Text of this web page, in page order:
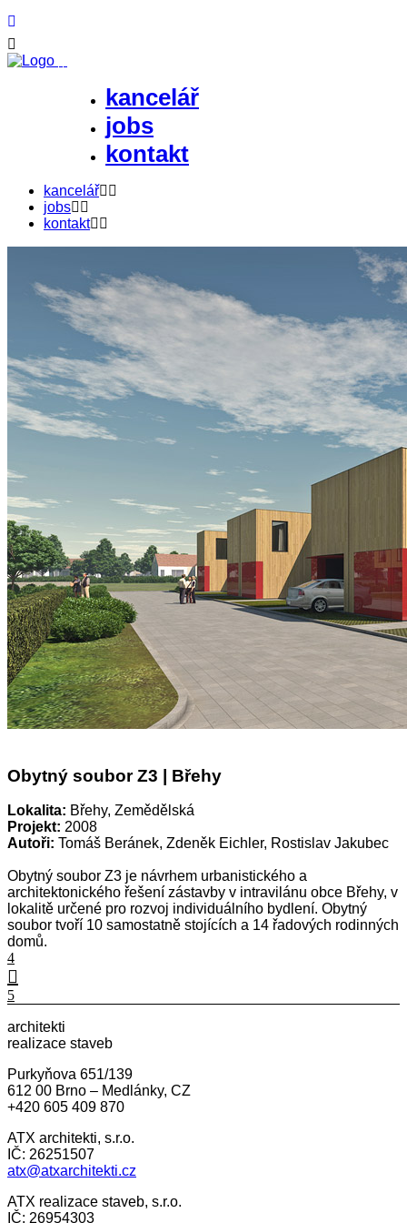
kancelář
jobs
kontakt
kancelář
jobs
kontakt
Obytný soubor Z3 | Břehy
Lokalita: Břehy, Zemědělská
Projekt: 2008
Autoři: Tomáš Beránek, Zdeněk Eichler, Rostislav Jakubec
Obytný soubor Z3 je návrhem urbanistického a
architektonického řešení zástavby v intravilánu obce Břehy, v
lokalitě určené pro rozvoj individuálního bydlení. Obytný
soubor tvoří 10 samostatně stojících a 14 řadových rodinných
domů.
architekti
realizace staveb
Purkyňova 651/139
612 00 Brno – Medlánky, CZ
+420 605 409 870
ATX architekti, s.r.o.
IČ: 26251507
atx@atxarchitekti.cz
ATX realizace staveb, s.r.o.
IČ: 26954303